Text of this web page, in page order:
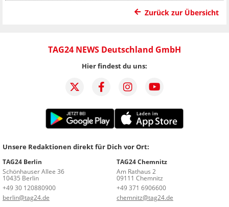
Zurück zur Übersicht
TAG24 NEWS Deutschland GmbH
Hier findest du uns:
Unsere Redaktionen direkt für Dich vor Ort:
TAG24 Berlin
Schönhauser Allee 36
10435 Berlin
+49 30 120880900
berlin@tag24.de
TAG24 Chemnitz
Am Rathaus 2
09111 Chemnitz
+49 371 6906600
chemnitz@tag24.de